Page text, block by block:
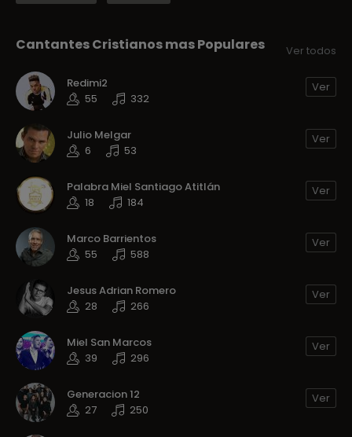
Cantantes Cristianos mas Populares Ver todos
Redimi2
55
332
Ver
Julio Melgar
6
53
Ver
Palabra Miel Santiago Atitlán
18
184
Ver
Marco Barrientos
55
588
Ver
Jesus Adrian Romero
28
266
Ver
Miel San Marcos
39
296
Ver
Generacion 12
27
250
Ver